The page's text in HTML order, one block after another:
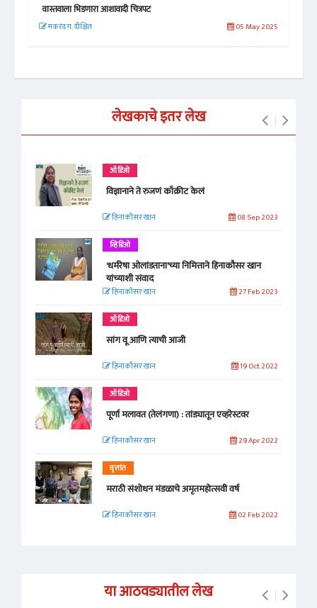
वास्तवाला भिडणारा आशावादी चित्रपट
मकरंद ग. दीक्षित 05 May 2025
लेखकाचे इतर लेख
ऑडिओ
विज्ञानाने ते रुजणं काँक्रीट केलं
हिनाकौसर खान 08 Sep 2023
व्हिडिओ
'धर्मरेषा ओलांडताना'च्या निमित्ताने हिनाकौसर खान
यांच्याशी संवाद
हिनाकौसर खान 27 Feb 2023
ऑडिओ
सांग वू आणि त्याची आजी
हिनाकौसर खान 19 Oct 2022
ऑडिओ
पूर्णा मलावत (तेलंगणा) : तांड्यातून एव्हरेस्टवर
हिनाकौसर खान 29 Apr 2022
वृत्तांत
मराठी संशोधन मंडळाचे अमृतमहोत्सवी वर्ष
हिनाकौसर खान 02 Feb 2022
या आठवड्यातील लेख